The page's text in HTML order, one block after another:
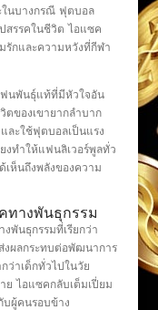
ในบางกรณี ฟุตบอล
สรรคในชีวิต ไอแซค
รักและความหวังที่กีฬา
นพันธุ์แท้ที่มีหัวใจอัน
ตของเขายากลำบาก
ละใช้ฟุตบอลเป็นแรง
งทำให้แฟนลิเวอร์พูลทั่ว
เห็นถึงพลังของความ
ทางพันธุกรรม
พันธุกรรมที่เรียกว่า
งผลกระทบต่อพัฒนาการ
ว่าเด็กทั่วไปในวัย
ไอแซคกลับเต็มเปี่ยม
บผู้คนรอบข้าง